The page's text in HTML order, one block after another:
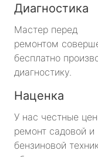
Диагностика
Мастер перед
ремонтом
бесплатно
диагностику.
Наценка
У нас честные
ремонт садовой и
бензиновой